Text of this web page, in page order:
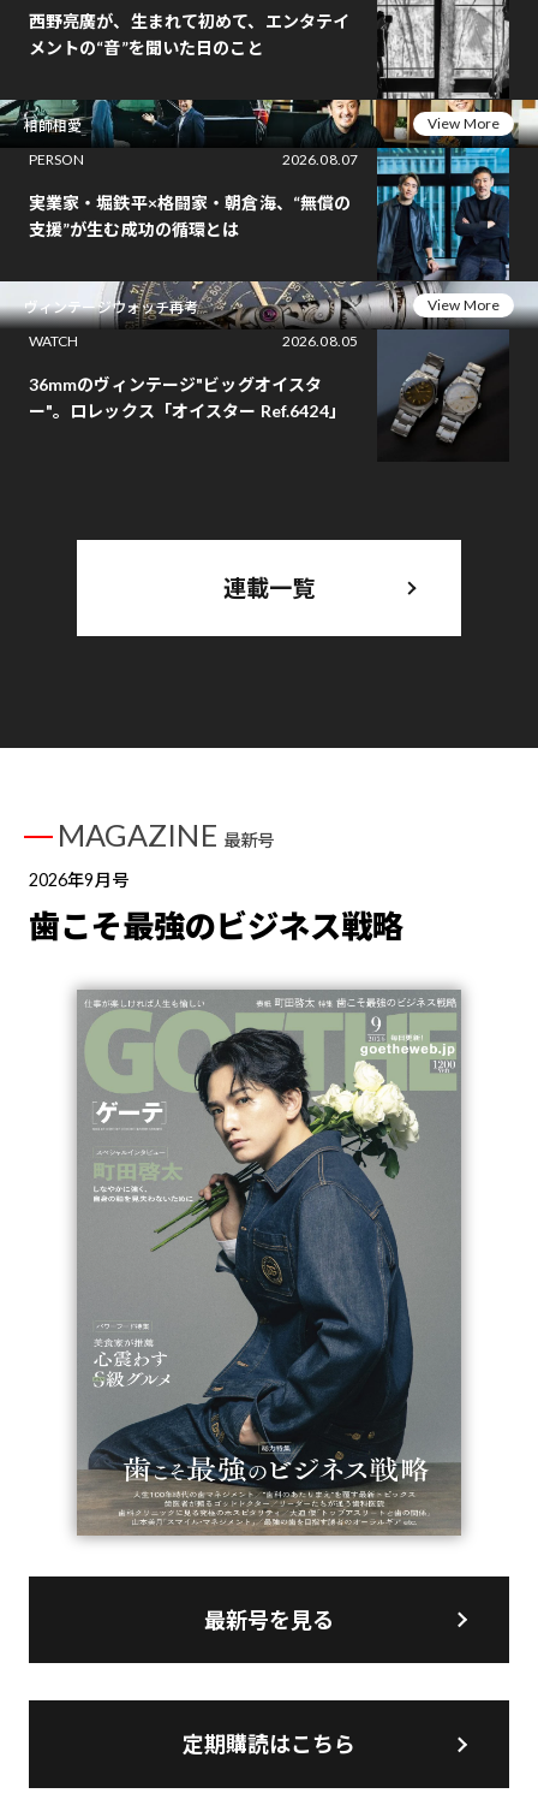
西野亮廣が、生まれて初めて、エンタテイ
メントの“音”を聞いた日のこと
相師相愛
View More
PERSON
2026.08.07
実業家・堀鉄平×格闘家・朝倉海、“無償の
支援”が生む成功の循環とは
ヴィンテージウォッチ再考
View More
WATCH
2026.08.05
36mmのヴィンテージ"ビッグオイスタ
ー"。ロレックス「オイスター Ref.6424」
連載一覧
MAGAZINE 最新号
2026年9月号
歯こそ最強のビジネス戦略
最新号を見る
定期購読はこちら